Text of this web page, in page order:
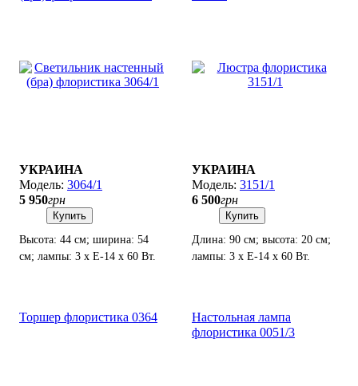
УКРАИНА
3064/1
5 950грн
Купить
Высота: 44 см; ширина: 54
см; лампы: 3 х Е-14 х 60 Вт.
УКРАИНА
3151/1
6 500грн
Купить
Длина: 90 см; высота: 20 см;
лампы: 3 х Е-14 х 60 Вт.
Торшер флористика 0364
Настольная лампа
флористика 0051/3